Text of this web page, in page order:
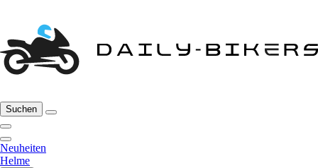
Suchen
Neuheiten
Helme